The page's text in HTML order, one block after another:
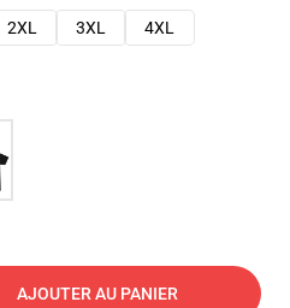
2XL 3XL
4XL
AJOUTER AU PANIER